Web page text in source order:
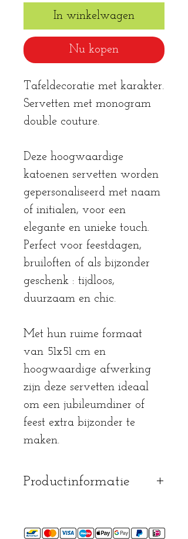
In winkelwagen
Nu kopen
Tafeldecoratie met karakter.
Servetten met monogram
double couture.
Deze hoogwaardige
katoenen servetten worden
gepersonaliseerd met naam
of initialen, voor een
elegante en unieke touch.
Perfect voor feestdagen,
bruiloften of als bijzonder
geschenk : tijdloos,
duurzaam en chic.
Met hun ruime formaat
van 51x51 cm en
hoogwaardige afwerking
zijn deze servetten ideaal
om een jubileumdiner of
feest extra bijzonder te
maken.
Productinformatie
worden